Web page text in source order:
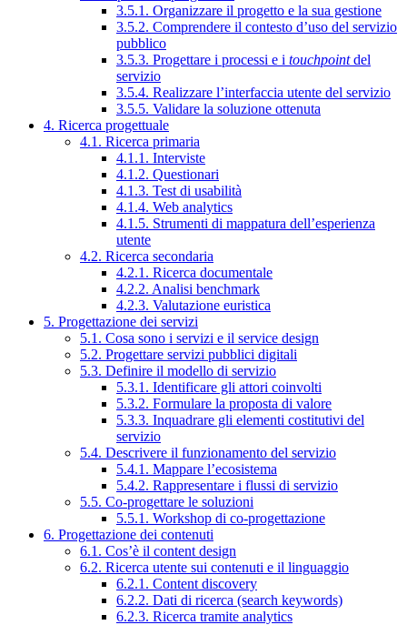
3.5.1. Organizzare il progetto e la sua gestione
3.5.2. Comprendere il contesto d’uso del servizio
pubblico
3.5.3. Progettare i processi e i touchpointdel
servizio
3.5.4. Realizzare l’interfaccia utente del servizio
3.5.5. Validare la soluzione ottenuta
4. Ricerca progettuale
4.1. Ricerca primaria
4.1.1. Interviste
4.1.2. Questionari
4.1.3. Test di usabilità
4.1.4. Web analytics
4.1.5. Strumenti di mappatura dell’esperienza
utente
4.2. Ricerca secondaria
4.2.1. Ricerca documentale
4.2.2. Analisi benchmark
4.2.3. Valutazione euristica
5. Progettazione dei servizi
5.1. Cosa sono i servizi e il service design
5.2. Progettare servizi pubblici digitali
5.3. Definire il modello di servizio
5.3.1. Identificare gli attori coinvolti
5.3.2. Formulare la proposta di valore
5.3.3. Inquadrare gli elementi costitutivi del
servizio
5.4. Descrivere il funzionamento del servizio
5.4.1. Mappare l’ecosistema
5.4.2. Rappresentare i flussi di servizio
5.5. Co-progettare le soluzioni
5.5.1. Workshop di co-progettazione
6. Progettazione dei contenuti
6.1. Cos’è il content design
6.2. Ricerca utente sui contenuti e il linguaggio
6.2.1. Content discovery
6.2.2. Dati di ricerca (search keywords)
6.2.3. Ricerca tramite analytics